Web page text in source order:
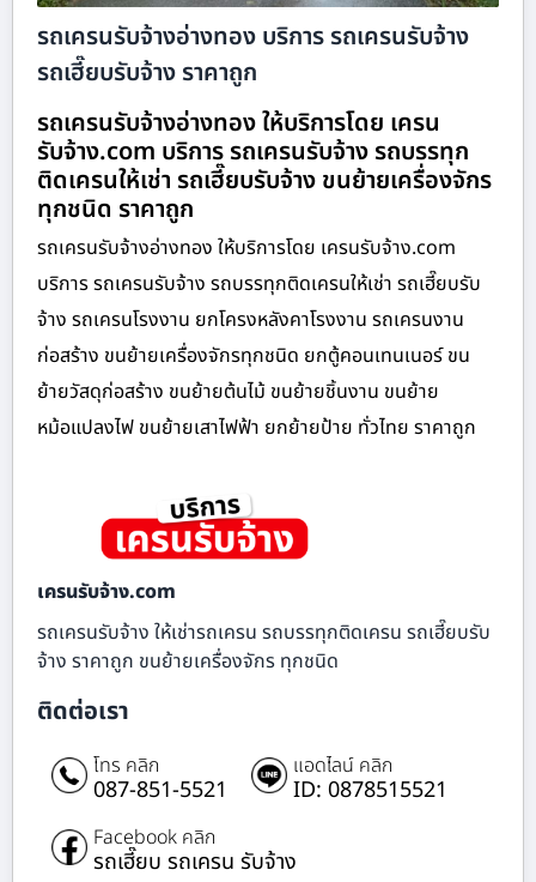
รถเครนรับจ้างอ่างทอง บริการ รถเครนรับจ้าง
รถเฮี๊ยบรับจ้าง ราคาถูก
รถเครนรับจ้างอ่างทอง ให้บริการโดย เครน
รับจ้าง.com บริการ รถเครนรับจ้าง รถบรรทุก
ติดเครนให้เช่า รถเฮี๊ยบรับจ้าง ขนย้ายเครื่องจักร
ทุกชนิด ราคาถูก
รถเครนรับจ้างอ่างทอง ให้บริการโดย เครนรับจ้าง.com
บริการ รถเครนรับจ้าง รถบรรทุกติดเครนให้เช่า รถเฮี๊ยบรับ
จ้าง รถเครนโรงงาน ยกโครงหลังคาโรงงาน รถเครนงาน
ก่อสร้าง ขนย้ายเครื่องจักรทุกชนิด ยกตู้คอนเทนเนอร์ ขน
ย้ายวัสดุก่อสร้าง ขนย้ายต้นไม้ ขนย้ายชิ้นงาน ขนย้าย
หม้อแปลงไฟ ขนย้ายเสาไฟฟ้า ยกย้ายป้าย ทั่วไทย ราคาถูก
เครนรับจ้าง.com
รถเครนรับจ้าง ให้เช่ารถเครน รถบรรทุกติดเครน รถเฮี๊ยบรับ
จ้าง ราคาถูก ขนย้ายเครื่องจักร ทุกชนิด
ติดต่อเรา
โทร คลิก
087-851-5521
แอดไลน์ คลิก
ID: 0878515521
Facebook คลิก
รถเฮี๊ยบ รถเครน รับจ้าง